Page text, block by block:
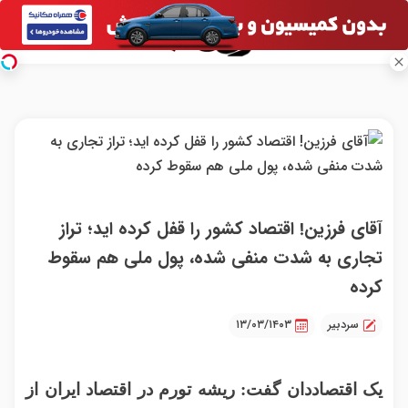
آقای فرزین! اقتصاد کشور را قفل کرده اید؛ تراز
تجاری به شدت منفی شده، پول ملی هم سقوط
کرده
سردبیر ۱۳/۰۳/۱۴۰۳
یک اقتصاددان گفت: ریشه تورم در اقتصاد ایران از